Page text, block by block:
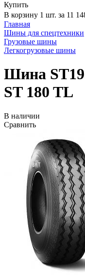
Купить
В корзину 1 шт. за 11
Главная
Шины для спецтехники
Грузовые шины
Легкогрузовые шины
Шина
ST 180 TL
В наличии
Сравнить